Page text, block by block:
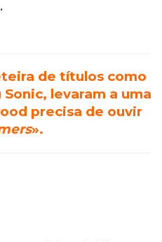
de títulos como
levaram a uma
precisa de ouvir
».